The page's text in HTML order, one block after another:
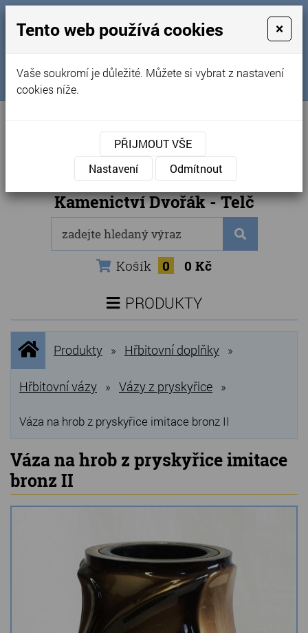
Obchodní podmínky
Kontakty
Naše kamenictví
Sledujte nás na FB
Internetový obchod
Kamenictví Dvořák - Telč
Košík 0 0 Kč
PRODUKTY
NOVINKY
NEJPRODÁVANĚJŠÍ
VÝPRODEJ
Produkty
Grilovací, pečící kameny
Lávové grilovací kameny
Kamenné truhlíky
Doplňky do kuchyně
Hřbitovní doplňky
Zvířecí náhrobky a pomníčky
Úvodní
stránka
Produkty » Hřbitovní doplňky »
Hřbitovní vázy » Vázy z pryskyřice »
Váza na hrob z pryskyřice imitace bronz II
Váza na hrob z pryskyřice imitace
bronz II
Tento web používá cookies ×
Vaše soukromí je důležité. Můžete si vybrat z nastavení
cookies níže.
PŘIJMOUT VŠE
Nastavení
Odmítnout